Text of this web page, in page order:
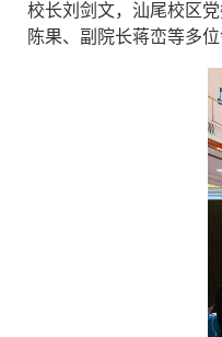
校长刘剑文，汕尾校区
陈果、副院长蒋峦等多